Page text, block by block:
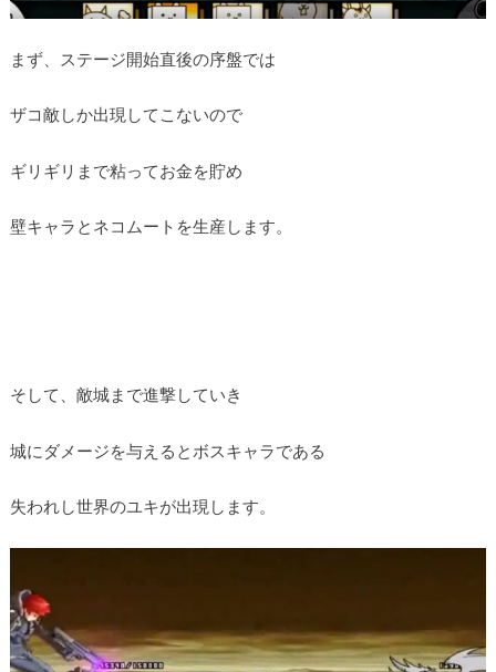
まず、ステージ開始直後の序盤では
ザコ敵しか出現してこないので
ギリギリまで粘ってお金を貯め
壁キャラとネコムートを生産します。
そして、敵城まで進撃していき
城にダメージを与えるとボスキャラである
失われし世界のユキが出現します。